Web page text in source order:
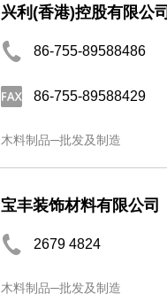
兴利(香港)控股有限公司
86-755-89588486
86-755-89588429
木料制品─批发及制造
宝丰装饰材料有限公司
2679 4824
木料制品─批发及制造